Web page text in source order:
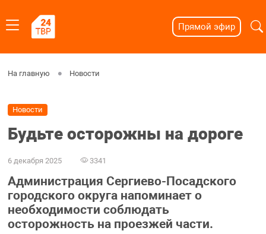
Прямой эфир
На главную Новости
Новости
Будьте осторожны на дороге
6 декабря 2025 3341
Администрация Сергиево-Посадского
городского округа напоминает о
необходимости соблюдать
осторожность на проезжей части.